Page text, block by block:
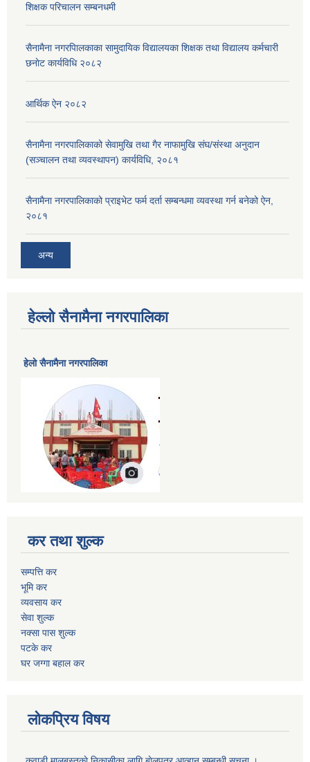
शिक्षक परिचालन सम्बनधमी
सैनामैना नगरपािलकाका सामुदायिक विद्यालयका शिक्षक तथा विद्यालय कर्मचारी
छनाेट कार्यविधि २०८२
आर्थिक ऐन २०८२
सैनामैना नगरपालिकाको सेवामुखि तथा गैर नाफामुखि संघ/संस्था अनुदान
(सञ्चालन तथा व्यवस्थापन) कार्यविधि, २०८१
सैनामैना नगरपालिकाको प्राइभेट फर्म दर्ता सम्बन्धमा व्यवस्था गर्न बनेको ऐन,
२०८१
अन्य
हेल्लो सैनामैना नगरपालिका
हेलाे सैनामैना नगरपालिका
कर तथा शुल्क
सम्पत्ति कर
भूमि कर
व्यवसाय कर
सेवा शुल्क
नक्सा पास शुल्क
पटके कर
घर जग्गा बहाल कर
लोकप्रिय विषय